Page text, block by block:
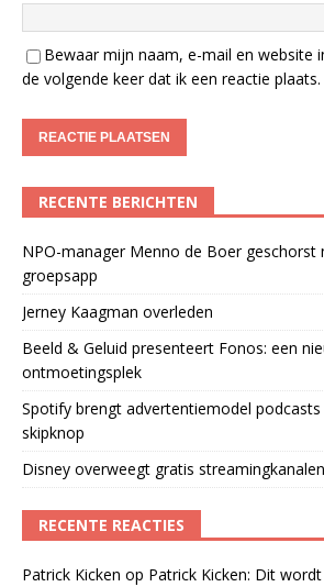
Bewaar mijn naam, e-mail en website
de volgende keer dat ik een reactie plaats.
RECENTE BERICHTEN
NPO-manager Menno de Boer geschorst
groepsapp
Jerney Kaagman overleden
Beeld & Geluid presenteert Fonos: een
ontmoetingsplek
Spotify brengt advertentiemodel
skipknop
Disney overweegt gratis streamingkanalen
RECENTE REACTIES
Patrick Kicken op Patrick Kicken: Dit